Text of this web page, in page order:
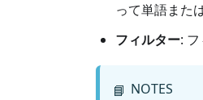
って単語また
フィルター:
📘 NOTES